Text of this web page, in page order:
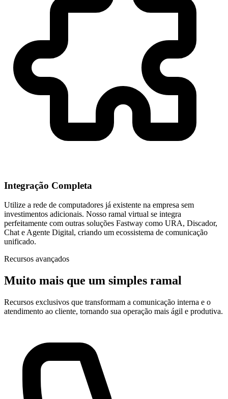
Integração Completa
Utilize a rede de computadores já existente na empresa sem
investimentos adicionais. Nosso ramal virtual se integra
perfeitamente com outras soluções Fastway como URA, Discador,
Chat e Agente Digital, criando um ecossistema de comunicação
unificado.
Recursos avançados
Muito mais que um simples ramal
Recursos exclusivos que transformam a comunicação interna e o
atendimento ao cliente, tornando sua operação mais ágil e produtiva.